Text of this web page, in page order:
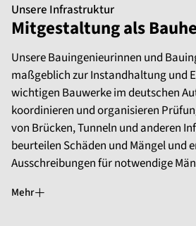
Unsere Infrastruktur
Mitgestaltung als
Unsere Bauingenieurinnen und
maßgeblich zur Instandhaltung und
wichtigen Bauwerke im deutschen
koordinieren und organisieren
von Brücken, Tunneln und anderen
beurteilen Schäden und Mängel und
Ausschreibungen für notwendige
Mehr